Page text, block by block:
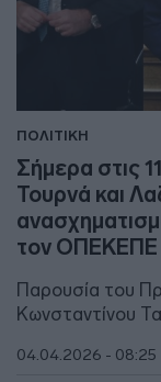
ΠΟΛΙΤΙΚΗ
Σήμερα στις
Τουρνά και
τον ΟΠΕΚΕΠΕ
Παρουσία του
Κωνσταντίνου
04.04.2026 - 08:25